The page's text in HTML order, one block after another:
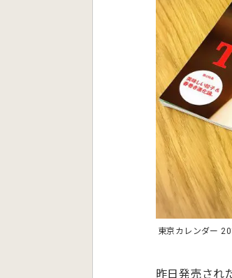
東京カレンダー
昨日発売され